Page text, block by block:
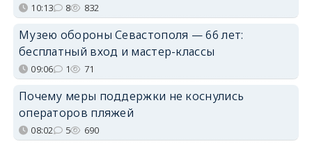
10:13 8 832
Музею обороны Севастополя — 66 лет:
бесплатный вход и мастер-классы
09:06 1 71
Почему меры поддержки не коснулись
операторов пляжей
08:02 5 690